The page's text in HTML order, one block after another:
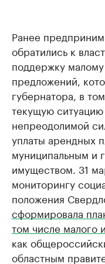
Ранее
обратились к
поддержку
предложений,
губернатора, в
текущую ситуацию
непреодолимой
уплаты арендных
муниципальным и
имуществом. 31
мониторингу
положения
сформировала
том числе малого
как
областным